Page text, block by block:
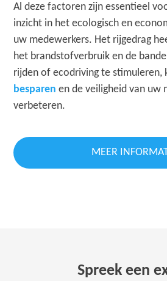
Al deze factoren zijn essentieel
inzicht in het ecologisch en
uw medewerkers. Het rijgedrag
het brandstofverbruik en de
rijden of ecodriving te stimuleren,
besparen en de veiligheid van uw
verbeteren.
MEER
Spreek een